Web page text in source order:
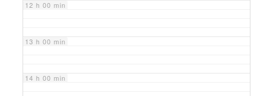
12 h 00 min
13 h 00 min
14 h 00 min